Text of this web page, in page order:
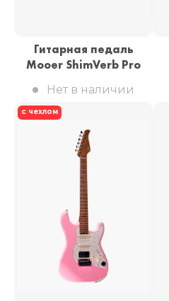
Гитарная педаль
Mooer ShimVerb Pro
Нет в наличии
с чехлом